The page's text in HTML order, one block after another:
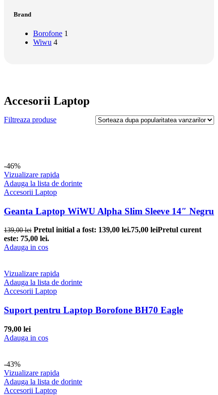
Brand
Borofone 1
Wiwu 4
Accesorii Laptop
Filtreaza produse
-46%
Vizualizare rapida
Adauga la lista de dorinte
Accesorii Laptop
Geanta Laptop WiWU Alpha Slim Sleeve 14″ Negru
139,00lei Pretul initial a fost: 139,00 lei.75,00 leiPretul curent
este: 75,00 lei.
Adauga in cos
Vizualizare rapida
Adauga la lista de dorinte
Accesorii Laptop
Suport pentru Laptop Borofone BH70 Eagle
79,00 lei
Adauga in cos
-43%
Vizualizare rapida
Adauga la lista de dorinte
Accesorii Laptop